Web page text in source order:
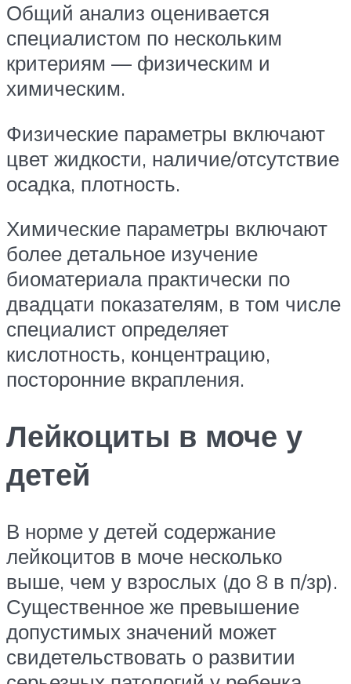
Общий анализ оценивается
специалистом по нескольким
критериям — физическим и
химическим.
Физические параметры включают
цвет жидкости, наличие/отсутствие
осадка, плотность.
Химические параметры включают
более детальное изучение
биоматериала практически по
двадцати показателям, в том числе
специалист определяет
кислотность, концентрацию,
посторонние вкрапления.
Лейкоциты в моче у
детей
В норме у детей содержание
лейкоцитов в моче несколько
выше, чем у взрослых (до 8 в п/зр).
Существенное же превышение
допустимых значений может
свидетельствовать о развитии